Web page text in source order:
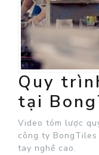
Quy
tại
Video tóm lược
công ty
tay nghề cao.